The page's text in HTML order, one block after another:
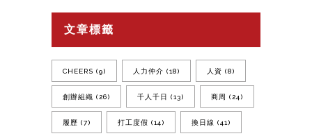
文章標籤
CHEERS (9) 人力仲介 (18) 人資 (8)
創辦組織 (26) 千人千日 (13) 商周 (24)
履歷 (7) 打工度假 (14) 換日線 (41)